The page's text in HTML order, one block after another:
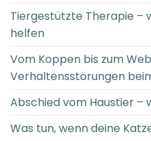
Tiergestützte Therapie –
helfen
Vom Koppen bis zum
Verhaltensstörungen
Abschied vom Haustier –
Was tun, wenn deine